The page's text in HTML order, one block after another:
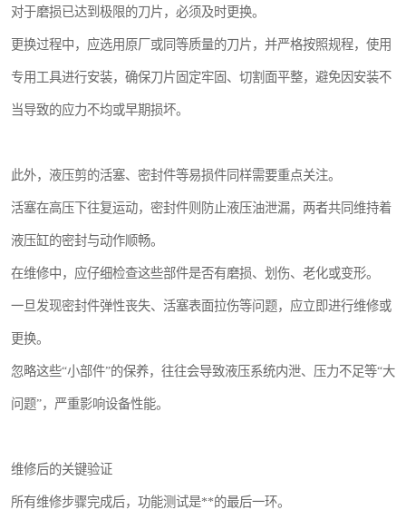
对于磨损已达到极限的刀片，必须及时更换。
更换过程中，应选用原厂或同等质量的刀片，并严格按照规程，使用
专用工具进行安装，确保刀片固定牢固、切割面平整，避免因安装不
当导致的应力不均或早期损坏。
此外，液压剪的活塞、密封件等易损件同样需要重点关注。
活塞在高压下往复运动，密封件则防止液压油泄漏，两者共同维持着
液压缸的密封与动作顺畅。
在维修中，应仔细检查这些部件是否有磨损、划伤、老化或变形。
一旦发现密封件弹性丧失、活塞表面拉伤等问题，应立即进行维修或
更换。
忽略这些“小部件”的保养，往往会导致液压系统内泄、压力不足等“大
问题”，严重影响设备性能。
维修后的关键验证
所有维修步骤完成后，功能测试是**的最后一环。